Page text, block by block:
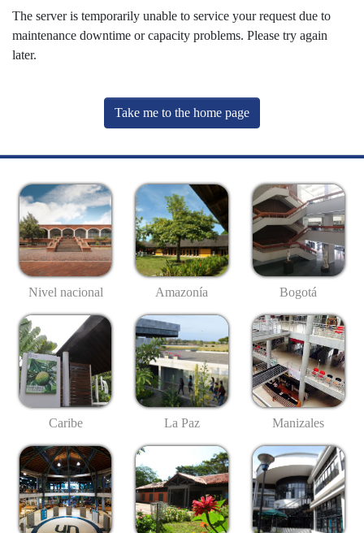
The server is temporarily unable to service your request due to
maintenance downtime or capacity problems. Please try again
later.
Take me to the home page
Nivel nacional Amazonía Bogotá
Caribe La Paz Manizales